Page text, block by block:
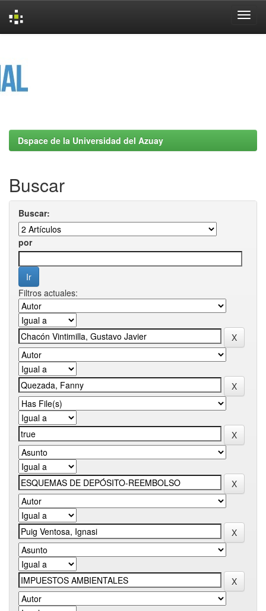
Dspace de la Universidad del Azuay
Buscar
Buscar:
por
Filtros actuales: